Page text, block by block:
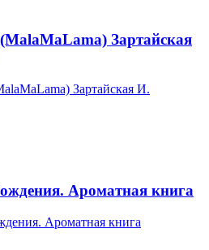
Зартайская
Ароматная книга